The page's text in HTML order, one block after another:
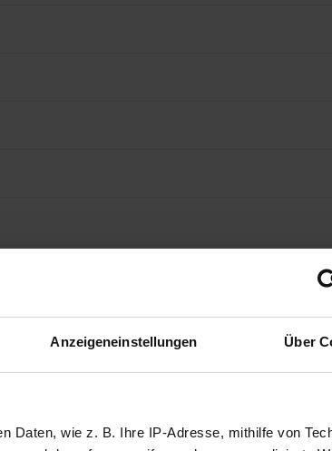
Anzeigeneinstellungen Über
Daten, wie z. B. Ihre IP-Adresse, mithilfe von